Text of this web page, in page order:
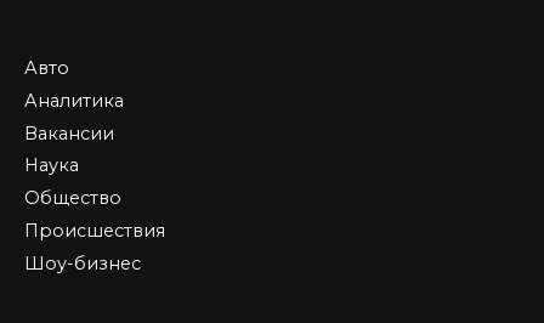
Авто
Аналитика
Вакансии
Наука
Общество
Происшествия
Шоу-бизнес